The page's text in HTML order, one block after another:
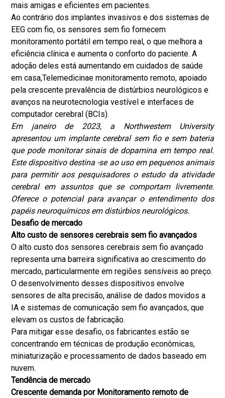
mais amigas e eficientes em pacientes.
Ao contrário dos implantes invasivos e dos sistemas de
EEG com fio, os sensores sem fio fornecem
monitoramento portátil em tempo real, o que melhora a
eficiência clínica e aumenta o conforto do paciente. A
adoção deles está aumentando em cuidados de saúde
em casa,Telemedicinae monitoramento remoto, apoiado
pela crescente prevalência de distúrbios neurológicos e
avanços na neurotecnologia vestível e interfaces de
computador cerebral (BCIs).
Em janeiro de 2023, a Northwestern University
apresentou um implante cerebral sem fio e sem bateria
que pode monitorar sinais de dopamina em tempo real.
Este dispositivo destina -se ao uso em pequenos animais
para permitir aos pesquisadores o estudo da atividade
cerebral em assuntos que se comportam livremente.
Oferece o potencial para avançar o entendimento dos
papéis neuroquímicos em distúrbios neurológicos.
Desafio de mercado
Alto custo de sensores cerebrais sem fio avançados
O alto custo dos sensores cerebrais sem fio avançado
representa uma barreira significativa ao crescimento do
mercado, particularmente em regiões sensíveis ao preço.
O desenvolvimento desses dispositivos envolve
sensores de alta precisão, análise de dados movidos a
IA e sistemas de comunicação sem fio avançados, que
elevam os custos de fabricação.
Para mitigar esse desafio, os fabricantes estão se
concentrando em técnicas de produção econômicas,
miniaturização e processamento de dados baseado em
nuvem.
Tendência de mercado
Crescente demanda por Monitoramento remoto de